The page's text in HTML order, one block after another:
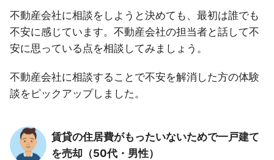
不動産会社に相談をしようと決めても、最初は誰でも
不安に感じています。不動産会社の担当者と話して不
安に思っている点を相談してみましょう。
不動産会社に相談することで不安を解消した方の体験
談をピックアップしました。
賃貸の住居費がもったいないためで一戸建て
を売却（50代・男性）